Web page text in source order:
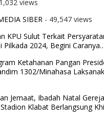
views
SIBER - 49,547 views
KPU Sulut Terkait
Pilkada 2024, Begini
Ketahanan Pangan
1302/Minahasa
Jemaat, Ibadah Natal
Klabat Berlangsung